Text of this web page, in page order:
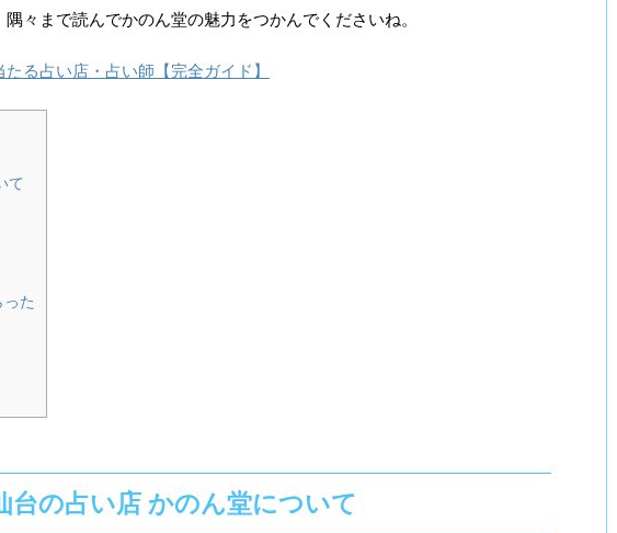
々まで読んでかのん堂の魅力をつかんでくださいね。
る占い店・占い師【完全ガイド】
て
た
台の占い店 かのん堂について